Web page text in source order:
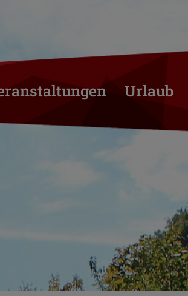
Urlaub